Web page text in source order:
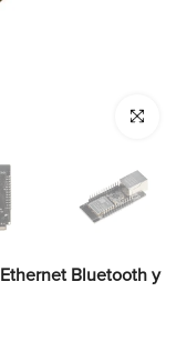
Click para
Bluetooth y